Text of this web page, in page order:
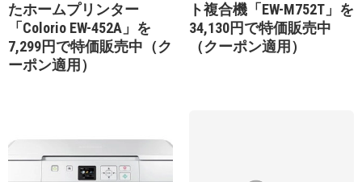
たホームプリンター
「Colorio EW-452A」を
7,299円で特価販売中（ク
ーポン適用）
ト複合機「EW-M752T」を
34,130円で特価販売中
（クーポン適用）